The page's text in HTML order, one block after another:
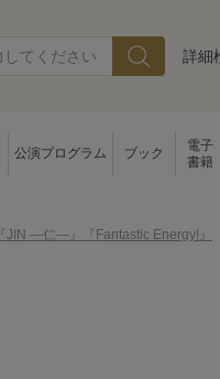
詳細
公演プログラム ブック
電子
書籍
『JIN ―仁―』『Fantastic Energy!』